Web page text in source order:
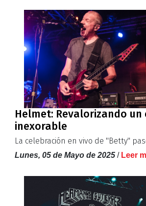
Helmet: Revalorizando
inexorable
La celebración en vivo de ''Betty''
Lunes, 05 de Mayo de 2025 / Leer